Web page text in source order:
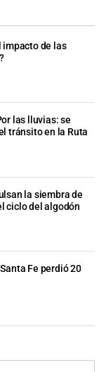
impacto de las
las lluvias: se
tránsito en la Ruta
la siembra de
ciclo del algodón
Fe perdió 20